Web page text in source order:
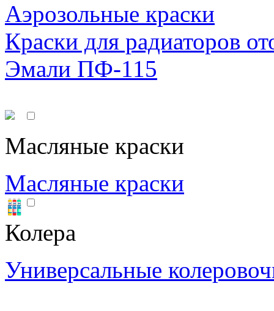
Аэрозольные краски
Краски для радиаторов
Эмали ПФ-115
Масляные краски
Масляные краски
Колера
Универсальные